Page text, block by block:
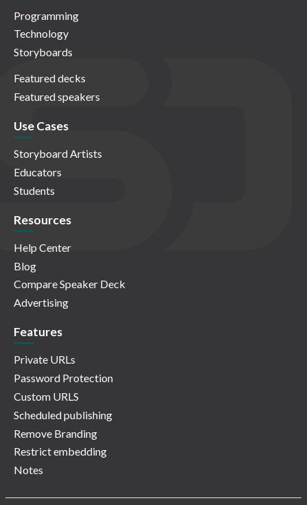
Programming
Technology
Storyboards
Featured decks
Featured speakers
Use Cases
Storyboard Artists
Educators
Students
Resources
Help Center
Blog
Compare Speaker Deck
Advertising
Features
Private URLs
Password Protection
Custom URLS
Scheduled publishing
Remove Branding
Restrict embedding
Notes